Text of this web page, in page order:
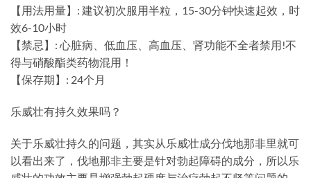
【用法用量】: 建议初次服用半粒，15-30分钟快速起效，时
效6-10小时
【禁忌】: 心脏病、低血压、高血压、肾功能不全者禁用!不
得与硝酸酯类药物混用！
【保存期】: 24个月
乐威壮有持久效果吗？
关于乐威壮持久的问题，其实从乐威壮成分伐地那非里就可
以看出来了，伐地那非主要是针对勃起障碍的成分，所以乐